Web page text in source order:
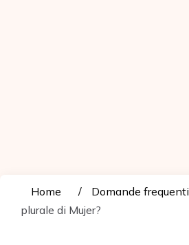
Home Domande frequenti
plurale di Mujer?